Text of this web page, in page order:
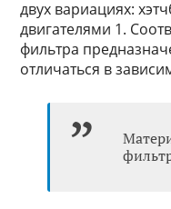
двух вариациях:
двигателями 1.
фильтра
отличаться в